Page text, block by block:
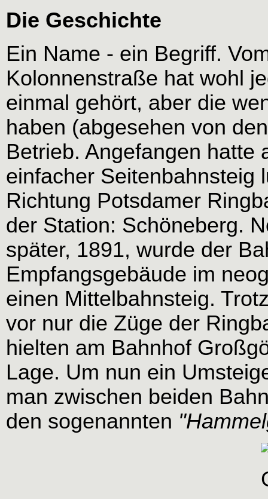
Die Geschichte
Ein Name - ein Begriff.
Kolonnenstraße hat wohl
einmal gehört, aber die
haben (abgesehen von
Betrieb. Angefangen hatte
einfacher Seitenbahnsteig
Richtung Potsdamer
der Station: Schöneberg.
später, 1891, wurde der
Empfangsgebäude im
einen Mittelbahnsteig.
vor nur die Züge der
hielten am Bahnhof
Lage. Um nun ein
man zwischen beiden
den sogenannten